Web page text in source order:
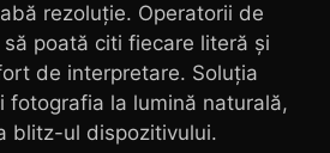
rezoluție. Operatorii de
poată citi fiecare literă și
de interpretare. Soluția
fotografia la lumină naturală,
blitz-ul dispozitivului.